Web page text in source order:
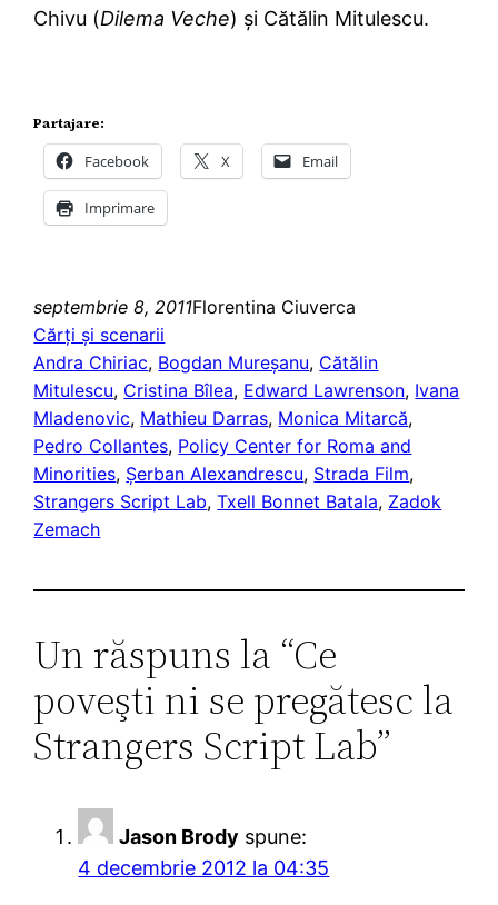
Chivu (Dilema Veche) şi Cătălin Mitulescu.
Partajare:
Facebook X Email
Imprimare
septembrie 8, 2011Florentina Ciuverca
Cărţi şi scenarii
Andra Chiriac, Bogdan Mureșanu, Cătălin
Mitulescu, Cristina Bîlea, Edward Lawrenson, Ivana
Mladenovic, Mathieu Darras, Monica Mitarcă
Pedro Collantes, Policy Center for Roma and
Minorities, Șerban Alexandrescu, Strada Film
Strangers Script Lab, Txell Bonnet Batala, Zadok
Zemach
Un răspuns la “Ce
poveşti ni se pregătesc la
Strangers Script Lab”
Jason Brody spune:
4 decembrie 2012 la 04:35